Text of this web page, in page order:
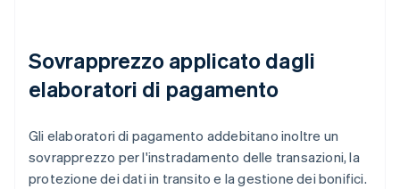
Sovrapprezzo applicato dagli
elaboratori di pagamento
Gli elaboratori di pagamento addebitano inoltre un
sovrapprezzo per l'instradamento delle transazioni, la
protezione dei dati in transito e la gestione dei bonifici.